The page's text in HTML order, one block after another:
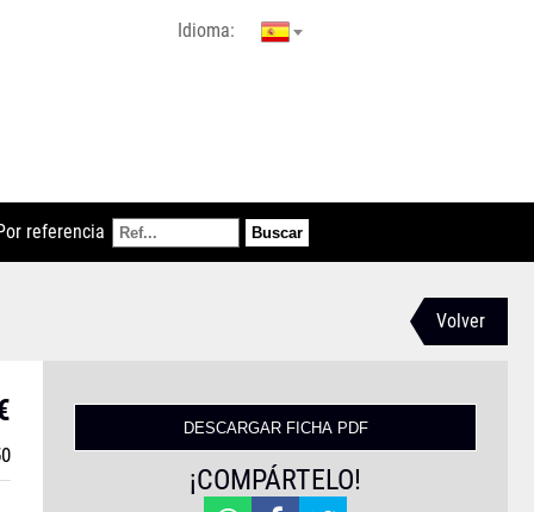
Idioma:
referencia
Volver
¡COMPÁRTELO!